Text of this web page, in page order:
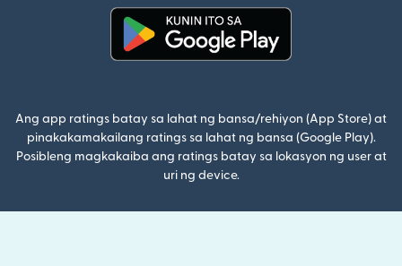
Ang app ratings batay sa lahat ng bansa/rehiyon (App Store) at
pinakakamakailang ratings sa lahat ng bansa (Google Play).
Posibleng magkakaiba ang ratings batay sa lokasyon ng user at
uri ng device.